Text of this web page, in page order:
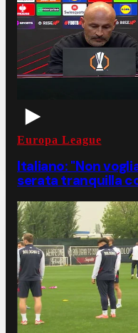
Europa League
Italiano: "Non
serata tranquilla